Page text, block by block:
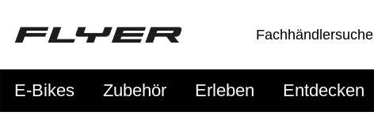
Fachhändlersuche
E-Bikes Zubehör Erleben Entdecken